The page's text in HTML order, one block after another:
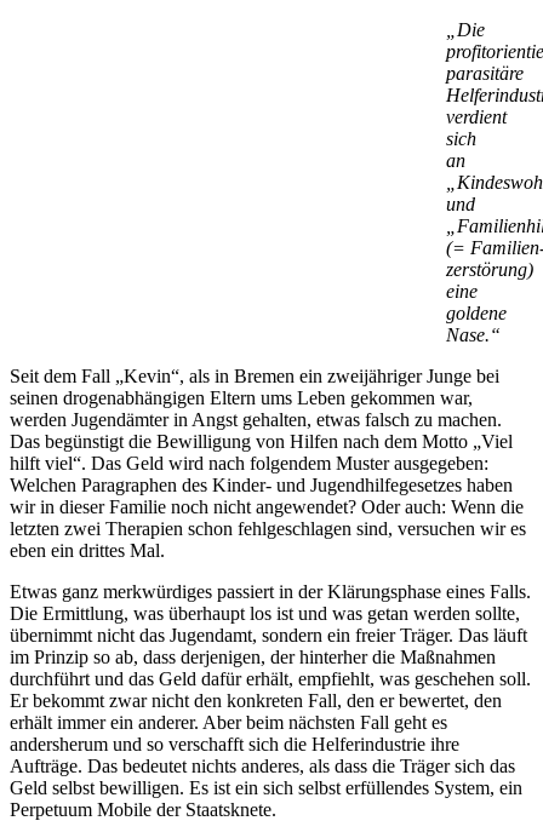
„Die
parasitäre
verdient
sich
an
und
(=
zerstörung)
eine
goldene
Nase.“
Seit dem Fall „Kevin“, als in Bremen ein zweijähriger Junge bei
seinen drogen­abhängigen Eltern ums Leben gekommen war,
werden Jugendämter in Angst gehalten, etwas falsch zu machen.
Das begünstigt die Bewilligung von Hilfen nach dem Motto „Viel
hilft viel“. Das Geld wird nach folgendem Muster ausgegeben:
Welchen Paragraphen des Kinder- und Jugend­hilfe­gesetzes haben
wir in dieser Familie noch nicht angewendet? Oder auch: Wenn die
letzten zwei Therapien schon fehlgeschlagen sind, versuchen wir es
eben ein drittes Mal.
Etwas ganz merkwürdiges passiert in der Klärungs­phase eines Falls.
Die Ermittlung, was überhaupt los ist und was getan werden sollte,
übernimmt nicht das Jugendamt, sondern ein freier Träger. Das läuft
im Prinzip so ab, dass derjenigen, der hinterher die Maßnahmen
durchführt und das Geld dafür erhält, empfiehlt, was geschehen soll.
Er bekommt zwar nicht den konkreten Fall, den er bewertet, den
erhält immer ein anderer. Aber beim nächsten Fall geht es
andersherum und so verschafft sich die Helfer­industrie ihre
Aufträge. Das bedeutet nichts anderes, als dass die Träger sich das
Geld selbst bewilligen. Es ist ein sich selbst erfüllendes System, ein
Perpetuum Mobile der Staatsknete.